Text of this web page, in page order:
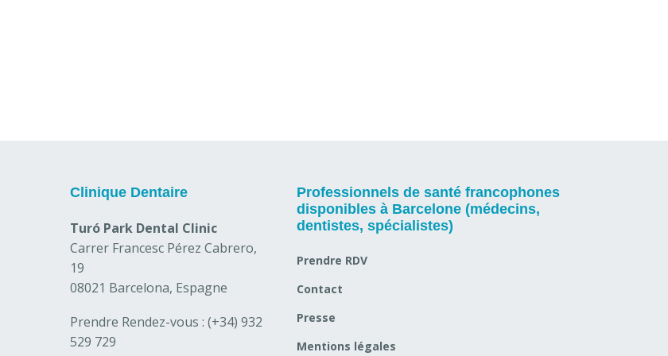
Clinique Dentaire
Turó Park Dental Clinic
Carrer Francesc Pérez Cabrero,
19
08021 Barcelona, Espagne
Prendre Rendez-vous : (+34) 932
529 729
Professionnels de santé francophones
disponibles à Barcelone (médecins,
dentistes, spécialistes)
Prendre RDV
Contact
Presse
Mentions légales